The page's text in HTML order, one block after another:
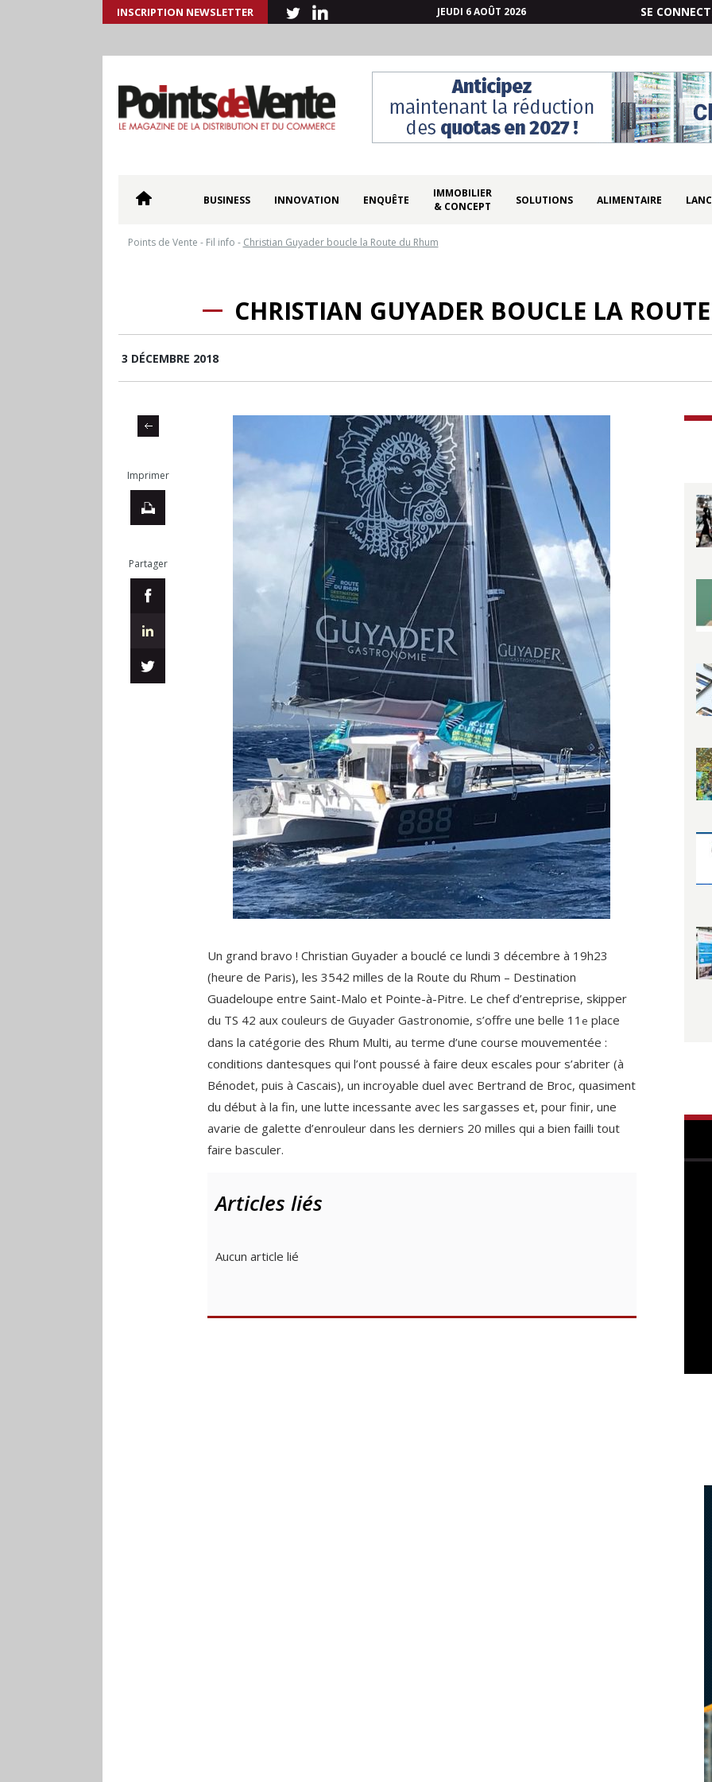
INSCRIPTION NEWSLETTER JEUDI 6 AOÛT 2026 SE
BUSINESS INNOVATION ENQUÊTE
IMMOBILIER
& CONCEPT
SOLUTIONS ALIMENTAIRE
Points de Vente - Fil info - Christian Guyader boucle la Route du Rhum
CHRISTIAN GUYADER BOUCLE LA
3 DÉCEMBRE 2018
Imprimer
Partager
Un grand bravo ! Christian Guyader a bouclé ce lundi 3 décembre à 19h23
(heure de Paris), les 3542 milles de la Route du Rhum – Destination
Guadeloupe entre Saint-Malo et Pointe-à-Pitre. Le chef d’entreprise, skipper
du TS 42 aux couleurs de Guyader Gastronomie, s’offre une belle 11 e place
dans la catégorie des Rhum Multi, au terme d’une course mouvementée :
conditions dantesques qui l’ont poussé à faire deux escales pour s’abriter (à
Bénodet, puis à Cascais), un incroyable duel avec Bertrand de Broc, quasiment
du début à la fin, une lutte incessante avec les sargasses et, pour finir, une
avarie de galette d’enrouleur dans les derniers 20 milles qui a bien failli tout
faire basculer.
Articles liés
Aucun article lié